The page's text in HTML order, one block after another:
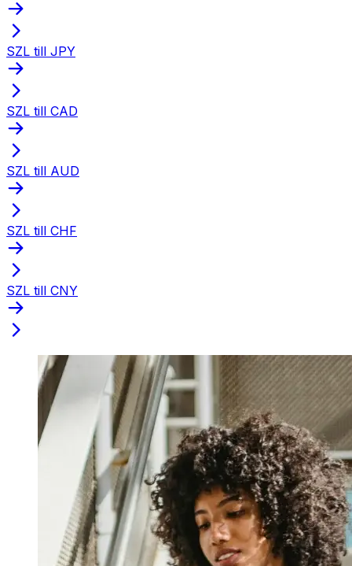
SZL till JPY
SZL till CAD
SZL till AUD
SZL till CHF
SZL till CNY